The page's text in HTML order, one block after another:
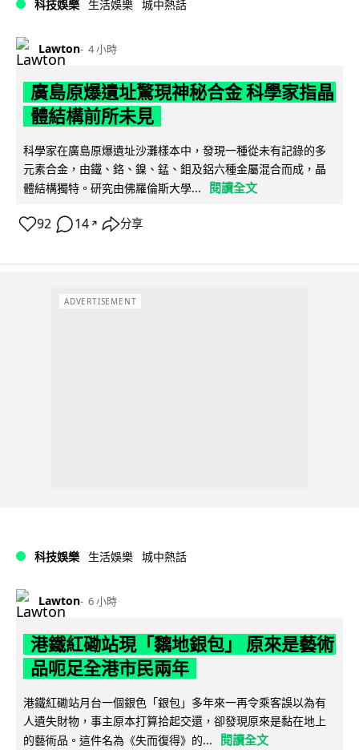
科技娛樂 生活娛樂 城中熱話
Lawton 4 小時
廣島原爆遺址驚現神秘合金 科學家指晶
體結構前所未見
科學家在廣島原爆遺址沙灘樣本中，發現一種從未有記錄的多
元素合金，由鐵、鉻、鎳、錳、鉬及鋁六種金屬混合而成，晶
體結構獨特。研究由佛羅倫斯大學...
閱讀全文
92 14 ↗ 分享
ADVERTISEMENT
科技娛樂 生活娛樂 城中熱話
Lawton 6 小時
港鐵紅磡站現「黐地銀包」 原來是藝術
品呃足全港市民兩年
港鐵紅磡站月台一個銀色「銀包」多年來一再令乘客誤以為有
人遺失財物，事主原本打算拾起交還，卻發現原來是黏在地上
的藝術品。這件名為《失而復得》的...
閱讀全文